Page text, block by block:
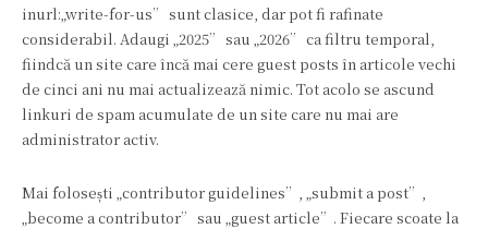
inurl:„write-for-us” sunt clasice, dar pot fi rafinate
considerabil. Adaugi „2025” sau „2026” ca filtru temporal,
fiindcă un site care încă mai cere guest posts în articole vechi
de cinci ani nu mai actualizează nimic. Tot acolo se ascund
linkuri de spam acumulate de un site care nu mai are
administrator activ.
Mai folosești „contributor guidelines”, „submit a post”,
„become a contributor” sau „guest article”. Fiecare scoate la